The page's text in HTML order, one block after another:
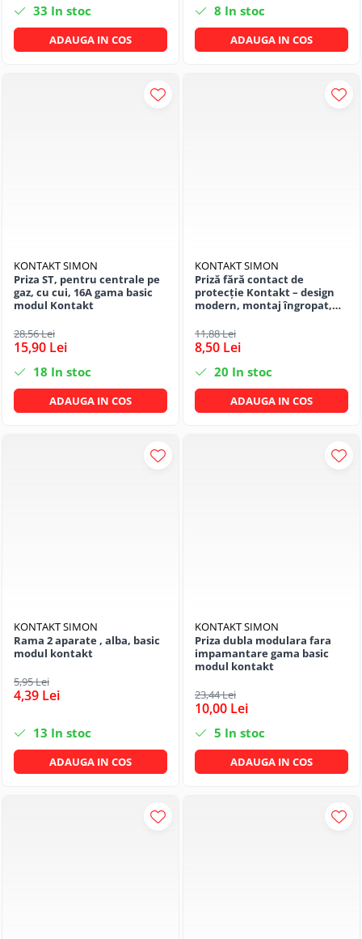
33 In stoc
ADAUGA IN COS
8 In stoc
ADAUGA IN COS
KONTAKT SIMON
Priza ST, pentru centrale pe
gaz, cu cui, 16A gama basic
modul Kontakt
28,56 Lei
15,90 Lei
18 In stoc
ADAUGA IN COS
KONTAKT SIMON
Priză fără contact de
protecție Kontakt – design
modern, montaj îngropat,
11,88 Lei
8,50 Lei
20 In stoc
ADAUGA IN COS
KONTAKT SIMON
Rama 2 aparate , alba, basic
modul kontakt
5,95 Lei
4,39 Lei
13 In stoc
ADAUGA IN COS
KONTAKT SIMON
Priza dubla modulara fara
impamantare gama basic
modul kontakt
23,44 Lei
10,00 Lei
5 In stoc
ADAUGA IN COS